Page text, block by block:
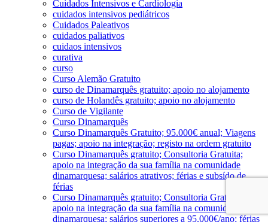
Cuidados Intensivos e Cardiologia
cuidados intensivos pediátricos
Cuidados Paleativos
cuidados paliativos
cuidaos intensivos
curativa
curso
Curso Alemão Gratuito
curso de Dinamarquês gratuito; apoio no alojamento
curso de Holandês gratuito; apoio no alojamento
Curso de Vigilante
Curso Dinamarquês
Curso Dinamarquês Gratuito; 95.000€ anual; Viagens
pagas; apoio na integração; registo na ordem gratuito
Curso Dinamarquês gratuito; Consultoria Gratuita;
apoio na integração da sua família na comunidade
dinamarquesa; salários atrativos; férias e subsído de
férias
Curso Dinamarquês gratuito; Consultoria Gratuita;
apoio na integração da sua família na comunidade
dinamarquesa; salários superiores a 95.000€/ano; férias